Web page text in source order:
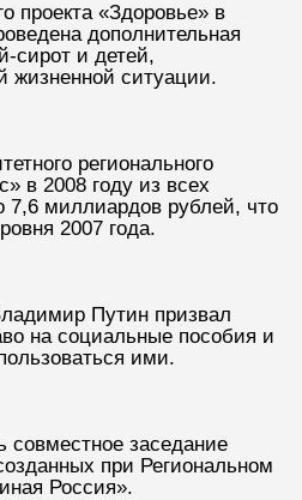
проекта «Здоровье» в
дополнительная
сирот и детей,
жизненной ситуации.
регионального
в 2008 году из всех
7,6 миллиардов рублей, что
2007 года.
Путин призвал
на социальные пособия и
ими.
совместное заседание
при Региональном
Россия».